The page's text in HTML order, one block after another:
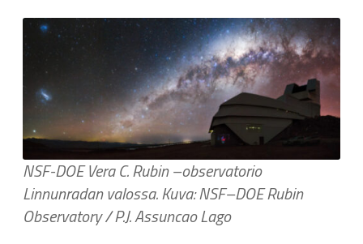
NSF-DOE Vera C. Rubin –observatorio
Linnunradan valossa. Kuva: NSF–DOE Rubin
Observatory / P.J. Assuncao Lago